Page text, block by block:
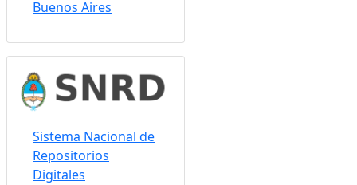
Institucional de la
Universidad de